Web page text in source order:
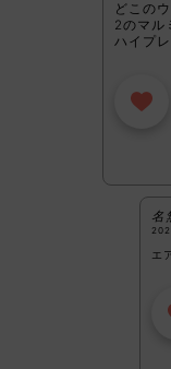
どこの
2のマル
ハイプ
名
エ